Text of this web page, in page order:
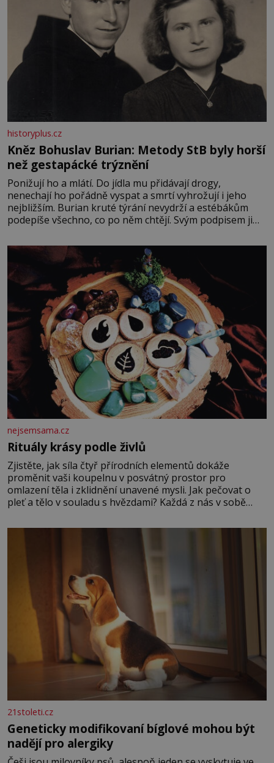
historyplus.cz
Kněz Bohuslav Burian: Metody StB byly horší
než gestapácké trýznění
Ponižují ho a mlátí. Do jídla mu přidávají drogy,
nenechají ho pořádně vyspat a smrtí vyhrožují i jeho
nejbližším. Burian kruté týrání nevydrží a estébákům
podepíše všechno, co po něm chtějí. Svým podpisem jim
fyzický ani psychický nátlak. Syn brněnského řezníka
chce být knězem a
nejsemsama.cz
Rituály krásy podle živlů
Zjistěte, jak síla čtyř přírodních elementů dokáže
proměnit vaši koupelnu v posvátný prostor pro
omlazení těla i zklidnění unavené mysli. Jak pečovat o
pleť a tělo v souladu s hvězdami? Každá z nás v sobě
povaze, ale i v potřebách naší pokožky. Ohnivá znamení
Ženy narozené ve znamení Berana, Lva a Střelce v sobě
nesou žár, odvahu a neutuchající elán. Vaše
21stoleti.cz
Geneticky modifikovaní bíglové mohou být
nadějí pro alergiky